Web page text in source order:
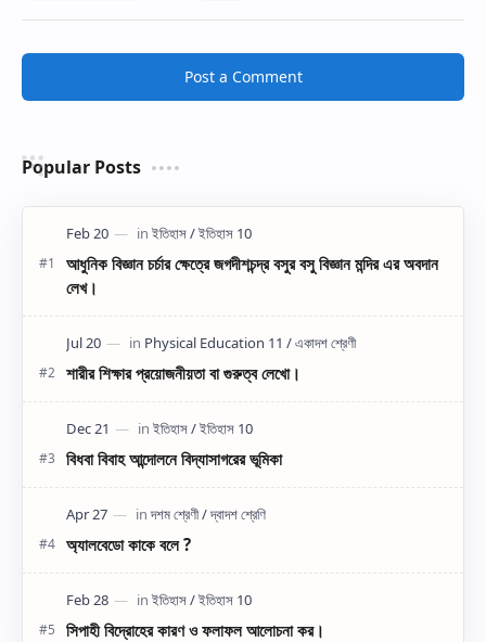
Post a Comment
Popular Posts
আধুনিক বিজ্ঞান চর্চার ক্ষেত্রে জগদীশচন্দ্র বসুর বসু বিজ্ঞান মন্দির এর অবদান
লেখ।
শারীর শিক্ষার প্রয়োজনীয়তা বা গুরুত্ব লেখো।
বিধবা বিবাহ আন্দোলনে বিদ্যাসাগরের ভূমিকা
অ্যালবেডো কাকে বলে ?
সিপাহী বিদ্রোহের কারণ ও ফলাফল আলোচনা কর।